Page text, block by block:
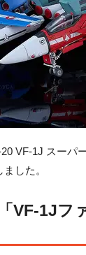
VF-1J スーパ
した。
1Jフ